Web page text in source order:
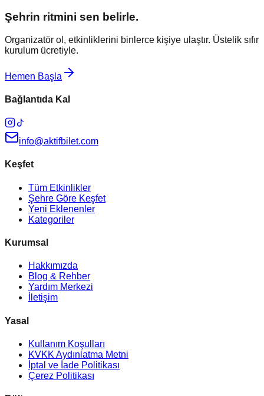
Şehrin ritmini sen belirle.
Organizatör ol, etkinliklerini binlerce kişiye ulaştır. Üstelik sıfır
kurulum ücretiyle.
Hemen Başla
Bağlantıda Kal
info@aktifbilet.com
Keşfet
Tüm Etkinlikler
Şehre Göre Keşfet
Yeni Eklenenler
Kategoriler
Kurumsal
Hakkımızda
Blog & Rehber
Yardım Merkezi
İletişim
Yasal
Kullanım Koşulları
KVKK Aydınlatma Metni
İptal ve İade Politikası
Çerez Politikası